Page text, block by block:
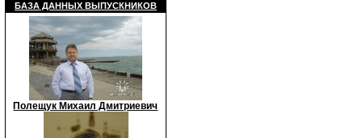
БАЗА ДАННЫХ ВЫПУСКНИКОВ
Полещук Михаил Дмитриевич